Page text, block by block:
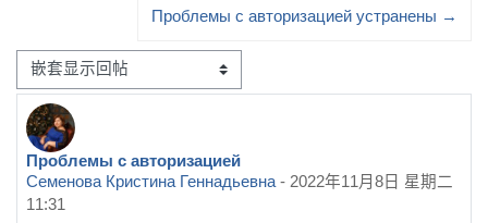
Проблемы с авторизацией устранены →
显示模式
Проблемы с авторизацией
Семенова Кристина Геннадьевна - 2022年11月8日 星期二
11:31
回帖数：0